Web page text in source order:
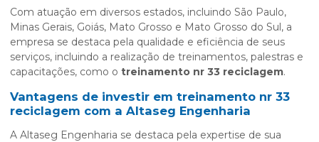
Com atuação em diversos estados, incluindo São Paulo,
Minas Gerais, Goiás, Mato Grosso e Mato Grosso do Sul, a
empresa se destaca pela qualidade e eficiência de seus
serviços, incluindo a realização de treinamentos, palestras e
capacitações, como o treinamento nr 33 reciclagem.
Vantagens de investir em treinamento nr 33
reciclagem com a Altaseg Engenharia
A Altaseg Engenharia se destaca pela expertise de sua